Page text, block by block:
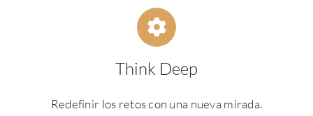
Think Deep
Redefinir los retos con una nueva mirada.